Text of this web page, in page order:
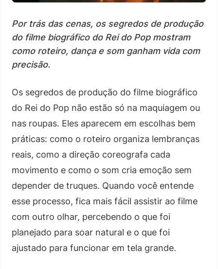
Por trás das cenas, os segredos de produção
do filme biográfico do Rei do Pop mostram
como roteiro, dança e som ganham vida com
precisão.
Os segredos de produção do filme biográfico
do Rei do Pop não estão só na maquiagem ou
nas roupas. Eles aparecem em escolhas bem
práticas: como o roteiro organiza lembranças
reais, como a direção coreografa cada
movimento e como o som cria emoção sem
depender de truques. Quando você entende
esse processo, fica mais fácil assistir ao filme
com outro olhar, percebendo o que foi
planejado para soar natural e o que foi
ajustado para funcionar em tela grande.